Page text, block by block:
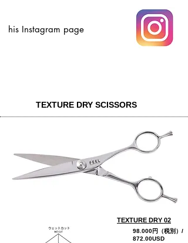
his Instagram page
TEXTURE DRY SCISSORS
TEXTURE DRY 02
98.000円（税別）/
872.00USD